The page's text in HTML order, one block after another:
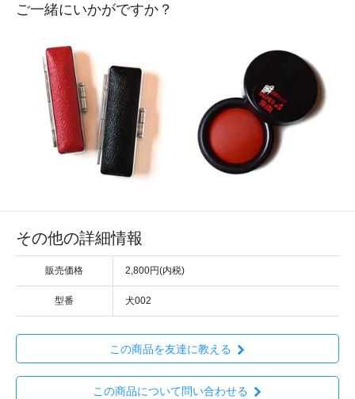
ご一緒にいかがですか？
その他の詳細情報
販売価格 2,800円(内税)
型番 犬002
この商品を友達に教える
この商品について問い合わせる